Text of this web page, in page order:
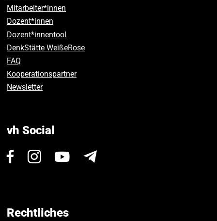
Mitarbeiter*innen
Dozent*innen
Dozent*innentool
DenkStätte WeißeRose
FAQ
Kooperationspartner
Newsletter
vh Social
Besuchen
Facebook.
Besuchen
Instagram.
Besuchen
Rechtliches